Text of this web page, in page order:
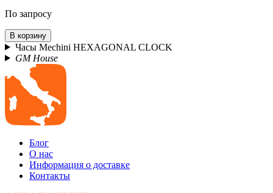
По запросу
В корзину
Часы Mechini HEXAGONAL CLOCK
GM House
Блог
О нас
Информация о доставке
Контакты